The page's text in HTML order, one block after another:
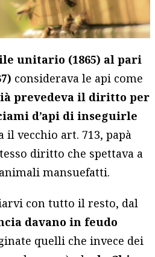
unitario (1865) al pari
considerava le api come
prevedeva il diritto per
d’api di inseguirle
il vecchio art. 713, papà
diritto che spettava a
mansuefatti.
con tutto il resto, dal
davano in feudo
quelli che invece dei